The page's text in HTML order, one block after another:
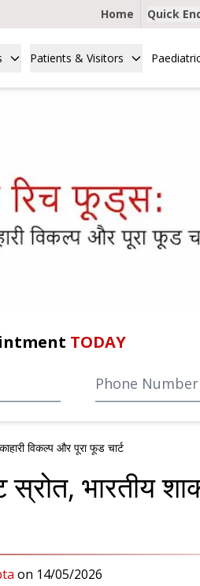
Home Quick
Patients & Visitors
TODAY
विकल्प और पूरा फूड चार्ट
भारतीय
on 14/05/2026